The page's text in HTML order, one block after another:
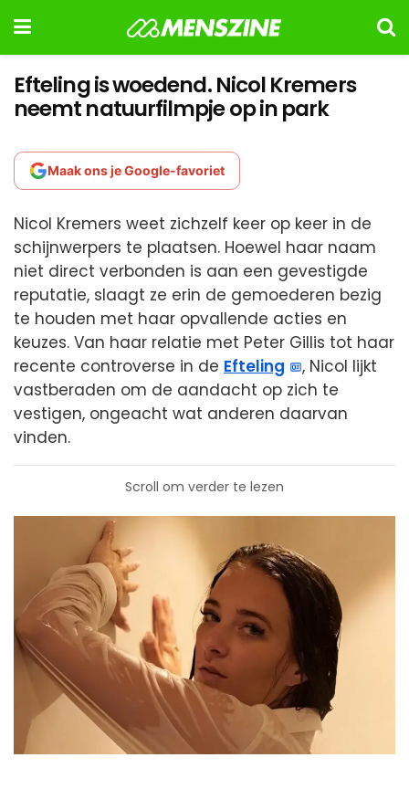
Efteling is woedend. Nicol Kremers
neemt natuurfilmpje op in park
Maak ons je Google-favoriet
Nicol Kremers weet zichzelf keer op keer in de
schijnwerpers te plaatsen. Hoewel haar naam
niet direct verbonden is aan een gevestigde
reputatie, slaagt ze erin de gemoederen bezig
te houden met haar opvallende acties en
keuzes. Van haar relatie met Peter Gillis tot haar
recente controverse in de Efteling
, Nicol lijkt
vastberaden om de aandacht op zich te
vestigen, ongeacht wat anderen daarvan
vinden.
Scroll om verder te lezen